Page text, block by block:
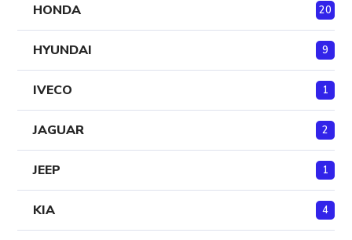
HONDA 20
HYUNDAI 9
IVECO 1
JAGUAR 2
JEEP 1
KIA 4